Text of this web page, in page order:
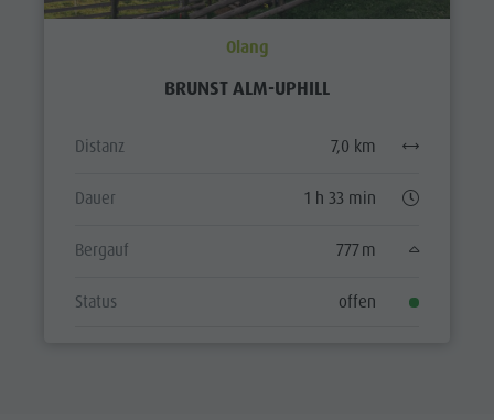
Olang
BRUNST ALM-UPHILL
Distanz 7,0 km
Dauer 1 h 33 min
Bergauf 777 m
Status offen